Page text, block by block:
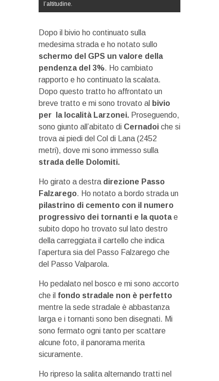
l’altitudine.
Dopo il bivio ho continuato sulla
medesima strada e ho notato sullo
schermo del GPS un valore della
pendenza del 3%. Ho cambiato
rapporto e ho continuato la scalata.
Dopo questo tratto ho affrontato un
breve tratto e mi sono trovato al bivio
per la località Larzonei. Proseguendo,
sono giunto all’abitato di Cernadoi che si
trova ai piedi del Col di Lana (2452
metri), dove mi sono immesso sulla
strada delle Dolomiti.
Ho girato a destra direzione Passo
Falzarego. Ho notato a bordo strada un
pilastrino di cemento con il numero
progressivo dei tornanti e la quotae
subito dopo ho trovato sul lato destro
della carreggiata il cartello che indica
l’apertura sia del Passo Falzarego che
del Passo Valparola.
Ho pedalato nel bosco e mi sono accorto
che il fondo stradale non è perfetto
mentre la sede stradale è abbastanza
larga e i tornanti sono ben disegnati. Mi
sono fermato ogni tanto per scattare
alcune foto, il panorama merita
sicuramente.
Ho ripreso la salita alternando tratti nel